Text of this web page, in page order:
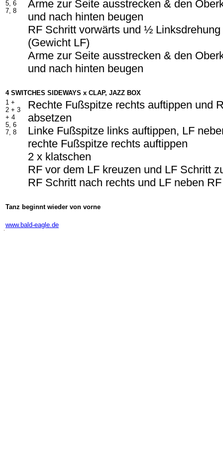
5, 6
7, 8
Arme zur Seite ausstrecken & den
und nach hinten beugen
RF Schritt vorwärts und ½
(Gewicht LF)
Arme zur Seite ausstrecken & den
und nach hinten beugen
4 SWITCHES SIDEWAYS x CLAP, JAZZ BOX
1 +
2 + 3
+ 4
5, 6
7, 8
Rechte Fußspitze rechts auftippen und
absetzen
Linke Fußspitze links auftippen, LF
rechte Fußspitze rechts auftippen
2 x klatschen
RF vor dem LF kreuzen und LF Schritt
RF Schritt nach rechts und LF neben
Tanz beginnt wieder von vorne
www.bald-eagle.de